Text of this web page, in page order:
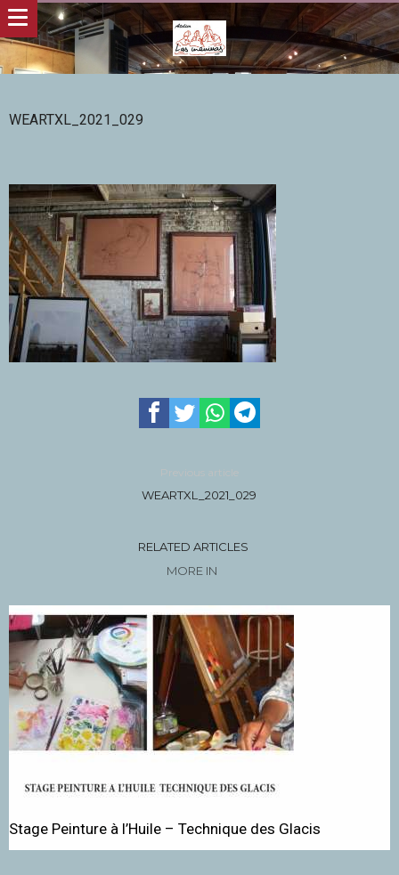
WEARTXL_2021_029
Previous article
WEARTXL_2021_029
RELATED ARTICLES
MORE IN
Stage Peinture à l’Huile – Technique des Glacis